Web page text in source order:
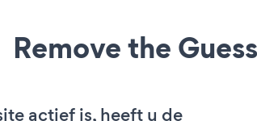
Remove the
actief is, heeft u de